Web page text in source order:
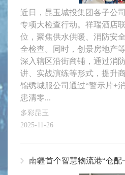
近日，昆玉城投集团各子公
专项大检查行动。祥瑞酒店
位，聚焦供水供暖、消防安
全检查。同时，创景房地产
深入辖区沿街商铺，通过消
讲、实战演练等形式，提升
锦绣城服公司通过“警示片+
患清零...
多彩昆玉
2025-11-26